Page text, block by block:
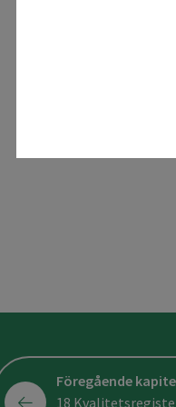
Föregående
18